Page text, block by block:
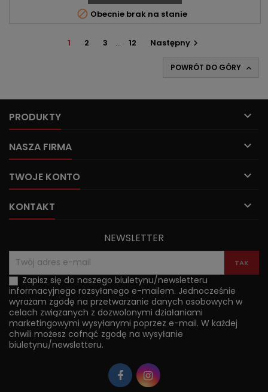
 Obecnie brak na stanie
1 2 3 … 12 Następny
POWRÓT DO GÓRY 
PRODUKTY 
NASZA FIRMA 
TWOJE KONTO 
KONTAKT 
NEWSLETTER
Zapisz się do naszego biuletynu/newsletteru
informacyjnego rozsyłanego e-mailem. Jednocześnie
wyrażam zgodę na przetwarzanie danych osobowych w
celach związanych z dozwolonymi działaniami
marketingowymi wysyłanymi poprzez e-mail. W każdej
chwili możesz cofnąć zgodę na wysyłanie
biuletynu/newsletteru.